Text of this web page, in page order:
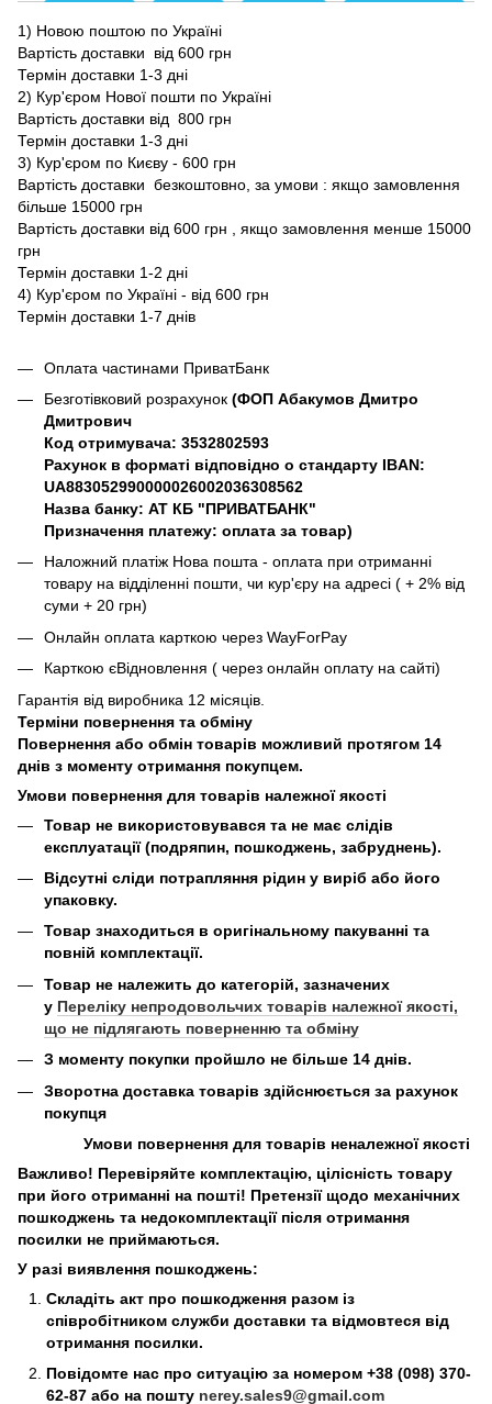
1) Новою поштою по Україні
Вартість доставки від 600 грн
Термін доставки 1-3 дні
2) Кур'єром Нової пошти по Україні
Вартість доставки від 800 грн
Термін доставки 1-3 дні
3) Кур'єром по Києву - 600 грн
Вартість доставки безкоштовно, за умови : якщо замовлення
більше 15000 грн
Вартість доставки від 600 грн , якщо замовлення менше 15000
грн
Термін доставки 1-2 дні
4) Кур'єром по Україні - від 600 грн
Термін доставки 1-7 днів
Оплата частинами ПриватБанк
Безготівковий розрахунок (ФОП Абакумов Дмитро
Дмитрович
Код отримувача: 3532802593
Рахунок в форматі відповідно о стандарту IBAN:
UA883052990000026002036308562
Назва банку: АТ КБ "ПРИВАТБАНК"
Призначення платежу: оплата за товар)
Наложний платіж Нова пошта - оплата при отриманні
товару на відділенні пошти, чи кур'єру на адресі ( + 2% від
суми + 20 грн)
Онлайн оплата карткою через WayForPay
Карткою єВідновлення ( через онлайн оплату на сайті)
Гарантія від виробника 12 місяців.
Терміни повернення та обміну
Повернення або обмін товарів можливий протягом 14
днів з моменту отримання покупцем.
Умови повернення для товарів належної якості
Товар не використовувався та не має слідів
експлуатації (подряпин, пошкоджень, забруднень).
Відсутні сліди потрапляння рідин у виріб або його
упаковку.
Товар знаходиться в оригінальному пакуванні та
повній комплектації.
Товар не належить до категорій, зазначених
у Переліку непродовольчих товарів належної якості,
що не підлягають поверненню та обміну
З моменту покупки пройшло не більше 14 днів.
Зворотна доставка товарів здійснюється за рахунок
покупця
Умови повернення для товарів неналежної якості
Важливо! Перевіряйте комплектацію, цілісність товару
при його отриманні на пошті! Претензії щодо механічних
пошкоджень та недокомплектації після отримання
посилки не приймаються.
У разі виявлення пошкоджень:
Складіть акт про пошкодження разом із
співробітником служби доставки та відмовтеся від
отримання посилки.
Повідомте нас про ситуацію за номером +38 (098) 370-
62-87 або на пошту nerey.sales9@gmail.com